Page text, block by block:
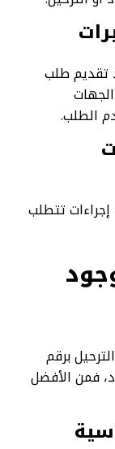
تقديم طلب
الطلب.
تتطلب
برقم
فمن الأفضل